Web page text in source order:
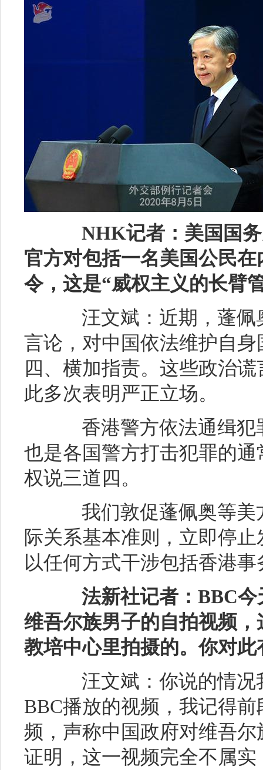
NHK记者：美国国
官方对包括一名美国公民
令，这是“威权主义的长臂
汪文斌：近期，蓬佩
言论，对中国依法维护自
四、横加指责。这些政治
此多次表明严正立场。
香港警方依法通缉犯
也是各国警方打击犯罪的
权说三道四。
我们敦促蓬佩奥等美
际关系基本准则，立即停
以任何方式干涉包括香港
法新社记者： BBC今
维吾尔族男子的自拍视频
教培中心里拍摄的。你对此
汪文斌：你说的情况
BBC播放的视频，我记得
频，声称中国政府对维吾
证明，这一视频完全不属